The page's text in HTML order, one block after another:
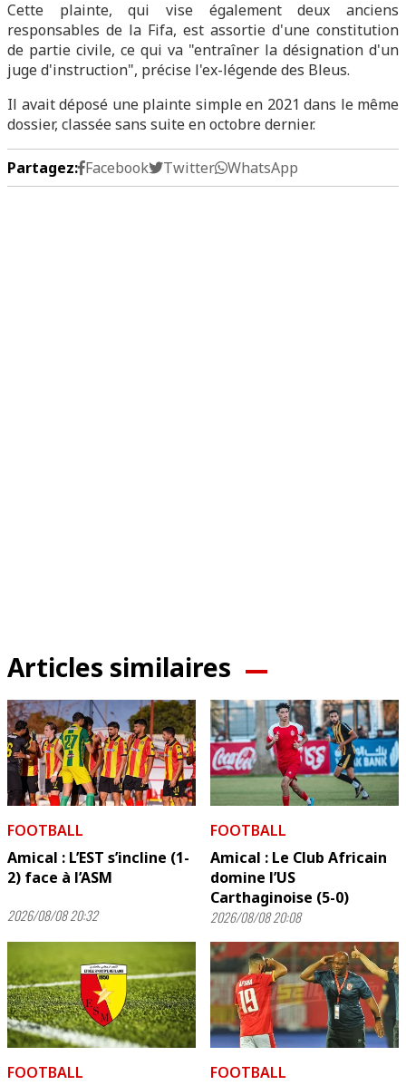
Cette plainte, qui vise également deux anciens
responsables de la Fifa, est assortie d'une constitution
de partie civile, ce qui va "entraîner la désignation d'un
juge d'instruction", précise l'ex-légende des Bleus.
Il avait déposé une plainte simple en 2021 dans le même
dossier, classée sans suite en octobre dernier.
Partagez: Facebook Twitter WhatsApp
Articles similaires
FOOTBALL
Amical : L’EST s’incline (1-
2) face à l’ASM
2026/08/08 20:32
FOOTBALL
Amical : Le Club Africain
domine l’US
Carthaginoise (5-0)
2026/08/08 20:08
FOOTBALL
FOOTBALL